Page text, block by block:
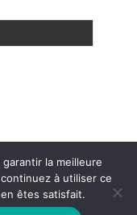
| suisse -
la meilleure
à utiliser ce
êtes satisfait.